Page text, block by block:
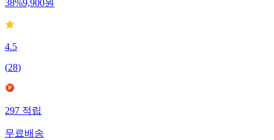
38%9,900원
4.5
(28)
297 적립
무료배송